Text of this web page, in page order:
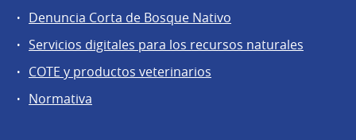
Denuncia Corta de Bosque Nativo
Servicios digitales para los recursos naturales
COTE y productos veterinarios
Normativa